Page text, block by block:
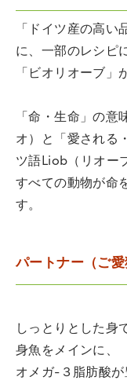
「ドイツ産の高い
に、一部のレシピ
「ビオリオーブ」
「命・生命」の
オ）と「愛される
ツ語Liob（リオー
すべての動物が命
す。
パートナー（ご愛
しっとりとした身
身魚をメインに、
オメガ-３脂肪酸